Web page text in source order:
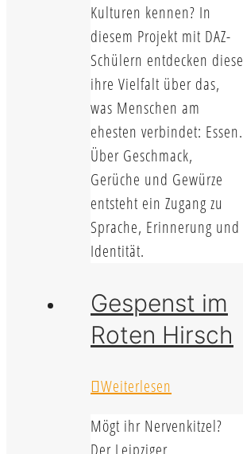
Kulturen kennen? In
diesem Projekt mit DAZ-
Schülern entdecken diese
ihre Vielfalt über das,
was Menschen am
ehesten verbindet: Essen.
Über Geschmack,
Gerüche und Gewürze
entsteht ein Zugang zu
Sprache, Erinnerung und
Identität.
Gespenst im
Roten Hirsch
Weiterlesen
Mögt ihr Nervenkitzel?
Der Leipziger